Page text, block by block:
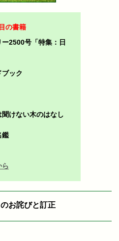
の書籍
2500号「特集：日
ック
けない木のはなし
鑑
ら
お詫びと訂正